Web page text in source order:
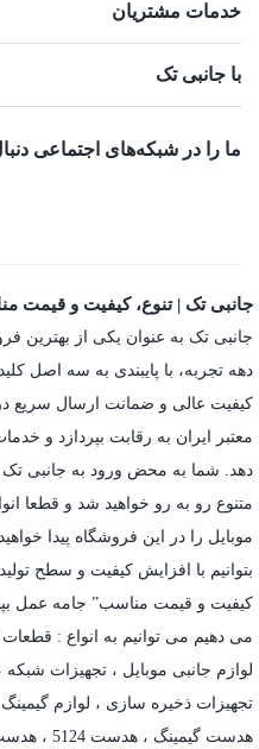
خدمات مشتریان
با جانبی تک
ما را در شبکه‌های اجتماعی
جانبی تک | تنوع، کیفیت و قیمت
جانبی تک به عنوان یکی از بهترین
دهه تجربه، با پایبندی به سه اصل
کیفیت عالی و ضمانت ارسال سریع در
معتبر ایران به رقابت بپردازد و
دهد. شما به محض ورود به جانبی
متنوع رو به رو خواهید شد و قطعا
موبایل را در این فروشگاه پیدا
بتوانیم با افزایش کیفیت و سطح
کیفیت و قیمت مناسب” جامه عمل
می دهیم می توانیم به انواع : قطعات
لوازم جانبی موبایل ، تجهیزات شبکه
تجهیزات ذخیره سازی ، لوازم گیمینگ
هدست گیمینگ ، هدست 5124 ، هدست 5126 ،